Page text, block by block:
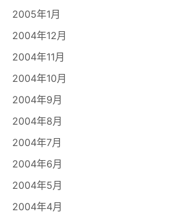
2005年1月
2004年12月
2004年11月
2004年10月
2004年9月
2004年8月
2004年7月
2004年6月
2004年5月
2004年4月